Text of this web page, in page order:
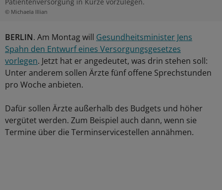
© Michaela Illian
BERLIN. Am Montag will Gesundheitsminister Jens
Spahn den Entwurf eines Versorgungsgesetzes
vorlegen. Jetzt hat er angedeutet, was drin stehen soll:
Unter anderem sollen Ärzte fünf offene Sprechstunden
pro Woche anbieten.
Dafür sollen Ärzte außerhalb des Budgets und höher
vergütet werden. Zum Beispiel auch dann, wenn sie
Termine über die Terminservicestellen annähmen.